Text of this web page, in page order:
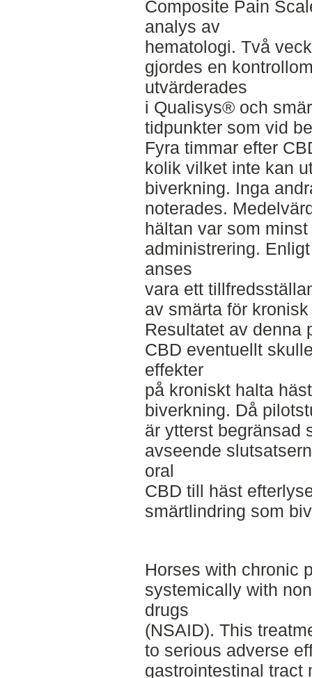
Composite Pain
analys av
hematologi. Två
gjordes en
utvärderades
i Qualisys® och
tidpunkter som vid
Fyra timmar efter
kolik vilket inte kan
biverkning. Inga
noterades.
hältan var som
administrering.
anses
vara ett
av smärta för
Resultatet av denna
CBD eventuellt
effekter
på kroniskt halta
biverkning. Då
är ytterst begränsad
avseende
oral
CBD till häst
smärtlindring som
Horses with chronic
systemically with
drugs
(NSAID). This
to serious adverse
gastrointestinal tract